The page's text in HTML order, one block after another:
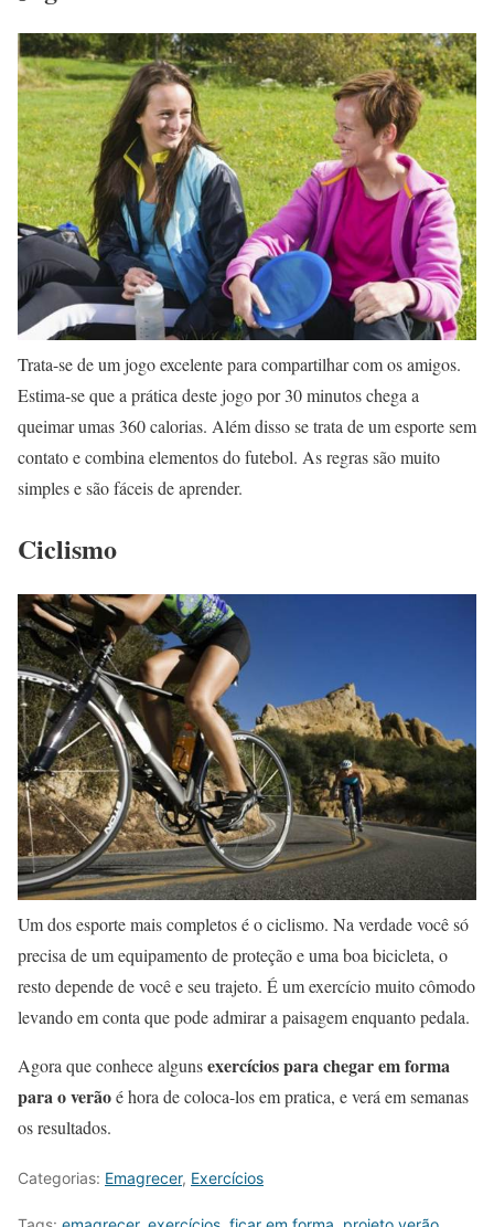
Trata-se de um jogo excelente para compartilhar com os amigos.
Estima-se que a prática deste jogo por 30 minutos chega a
queimar umas 360 calorias. Além disso se trata de um esporte sem
contato e combina elementos do futebol. As regras são muito
simples e são fáceis de aprender.
Ciclismo
Um dos esporte mais completos é o ciclismo. Na verdade você só
precisa de um equipamento de proteção e uma boa bicicleta, o
resto depende de você e seu trajeto. É um exercício muito cômodo
levando em conta que pode admirar a paisagem enquanto pedala.
Agora que conhece algunsexercícios para chegar em forma
para o verãoé hora de coloca-los em pratica, e verá em semanas
os resultados.
Categorias: Emagrecer, Exercícios